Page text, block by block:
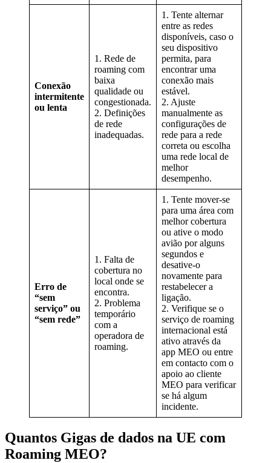
Conexão
intermitente
ou lenta
1. Rede de
roaming com
baixa
qualidade ou
congestionada.
2. Definições
de rede
inadequadas.
1. Tente alternar
entre as redes
disponíveis, caso o
seu dispositivo
permita, para
encontrar uma
conexão mais
estável.
2. Ajuste
manualmente as
configurações de
rede para a rede
correta ou escolha
uma rede local de
melhor
desempenho.
Erro de
“sem
serviço” ou
“sem rede”
1. Falta de
cobertura no
local onde se
encontra.
2. Problema
temporário
com a
operadora de
roaming.
1. Tente mover-se
para uma área com
melhor cobertura
ou ative o modo
avião por alguns
segundos e
desative-o
novamente para
restabelecer a
ligação.
2. Verifique se o
serviço de roaming
internacional está
ativo através da
app MEO ou entre
em contacto com o
apoio ao cliente
MEO para verificar
se há algum
incidente.
Quantos Gigas de dados na UE com
Roaming MEO?